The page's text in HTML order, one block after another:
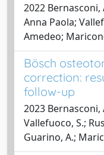
2022 Bernasconi,
Anna Paola;
Amedeo;
Bösch
correction:
follow-up
2023 Bernasconi,
Vallefuoco, S.;
Guarino, A.;